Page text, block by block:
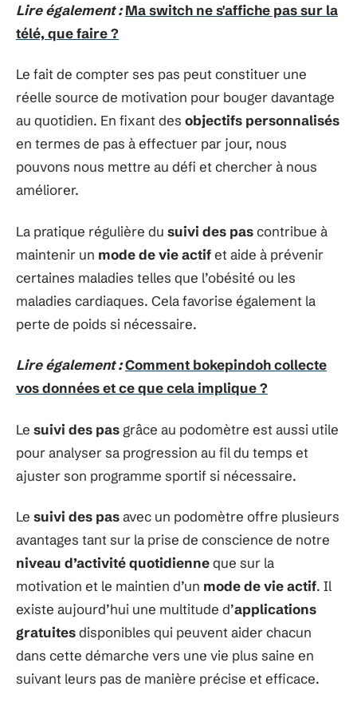
Lire également : Ma switch ne s'affiche pas sur la
télé, que faire ?
Le fait de compter ses pas peut constituer une
réelle source de motivation pour bouger davantage
au quotidien. En fixant des objectifs personnalisés
en termes de pas à effectuer par jour, nous
pouvons nous mettre au défi et chercher à nous
améliorer.
La pratique régulière du suivi des pascontribue à
maintenir un mode de vie actifet aide à prévenir
certaines maladies telles que l’obésité ou les
maladies cardiaques. Cela favorise également la
perte de poids si nécessaire.
Lire également :Comment bokepindoh collecte
vos données et ce que cela implique ?
Le suivi des pas grâce au podomètre est aussi utile
pour analyser sa progression au fil du temps et
ajuster son programme sportif si nécessaire.
Le suivi des pasavec un podomètre offre plusieurs
avantages tant sur la prise de conscience de notre
niveau d’activité quotidienneque sur la
motivation et le maintien d’un mode de vie actif. Il
existe aujourd’hui une multitude d’applications
gratuitesdisponibles qui peuvent aider chacun
dans cette démarche vers une vie plus saine en
suivant leurs pas de manière précise et efficace.